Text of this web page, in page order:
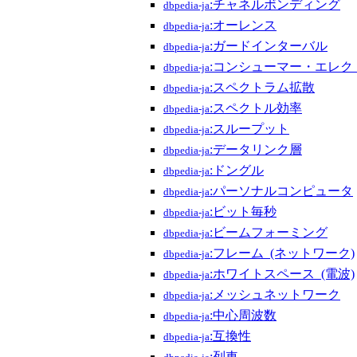
dbpedia-ja:チャネルボンディング
dbpedia-ja:オーレンス
dbpedia-ja:ガードインターバル
dbpedia-ja:コンシューマー・エレ
dbpedia-ja:スペクトラム拡散
dbpedia-ja:スペクトル効率
dbpedia-ja:スループット
dbpedia-ja:データリンク層
dbpedia-ja:ドングル
dbpedia-ja:パーソナルコンピュータ
dbpedia-ja:ビット毎秒
dbpedia-ja:ビームフォーミング
dbpedia-ja:フレーム_(ネットワーク)
dbpedia-ja:ホワイトスペース_(電波)
dbpedia-ja:メッシュネットワーク
dbpedia-ja:中心周波数
dbpedia-ja:互換性